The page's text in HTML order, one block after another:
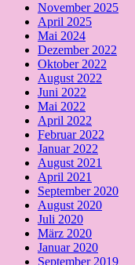
November 2025
April 2025
Mai 2024
Dezember 2022
Oktober 2022
August 2022
Juni 2022
Mai 2022
April 2022
Februar 2022
Januar 2022
August 2021
April 2021
September 2020
August 2020
Juli 2020
März 2020
Januar 2020
September 2019